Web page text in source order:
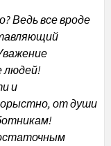
Ведь все вроде
людей!
и
от души